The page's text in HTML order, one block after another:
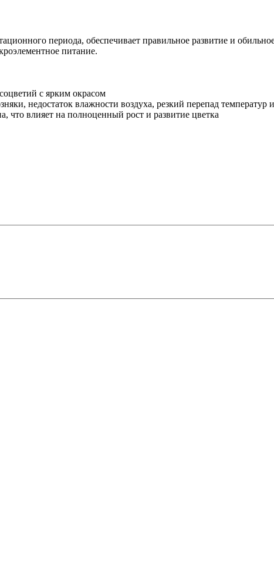
периода, обеспечивает правильное развитие и
питание.
с ярким окрасом
недостаток влажности воздуха, резкий перепад температур
что влияет на полноценный рост и развитие цветка